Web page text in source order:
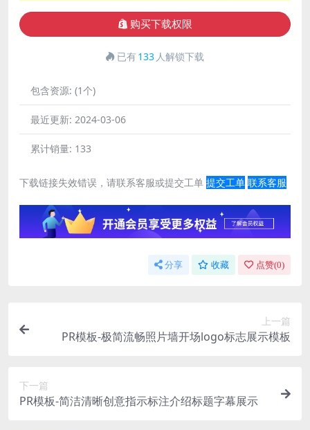
购买下载权限
已有133 人解锁下载
包含资源: (1个)
最近更新: 2024-03-06
累计销量: 133
下载链接失效错误，请联系客服或提交工单 提交工单 联系客服
分享 收藏 点赞(0)
上一篇
PR模板-极简流畅照片墙开场logo标志展示模板
下一篇
PR模板-简洁清晰创意指示标注介绍标题字幕展示